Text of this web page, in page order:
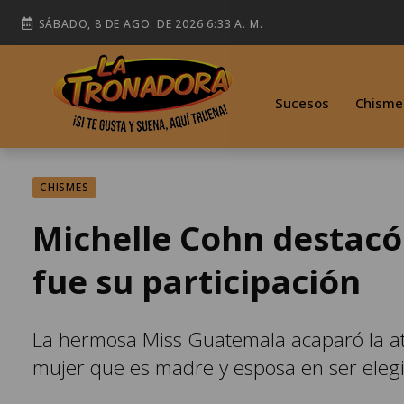
SÁBADO, 8 DE AGO. DE 2026 6:33 A. M.
Sucesos
CHISMES
Michelle Cohn
fue su participación
La hermosa Miss Guatemala acaparó la
mujer que es madre y esposa en ser